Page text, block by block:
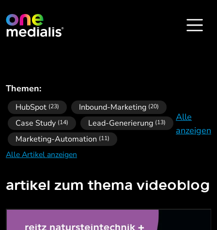
Themen:
HubSpot (23) Inbound-Marketing (20)
Case Study (14) Lead-Generierung (13)
Marketing-Automation (11)
Alle
anzeigen
Alle Artikel anzeigen
artikel zum thema videoblog